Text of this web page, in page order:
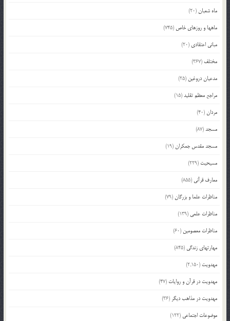
ماه شعبان(20)
ماهها و روزهای خاص (745)
مبانی اعتقادی (20)
مختلف (367)
مدعیان دروغین (25)
مراجع معظم تقلید(15)
مردان(40)
مسجد(87)
مسجد مقدس جمکران(19)
مسیحیت (229)
معارف قرآنی (855)
مناظرات علما و بزرگان(79)
مناظرات علمی (139)
مناظرات معصومین (60)
مهارتهای زندگی (845)
مهدویت (2,150)
مهدویت در قرآن و روایات (47)
مهدویت در مذاهب دیگر (36)
موضوعات اجتماعی (122)